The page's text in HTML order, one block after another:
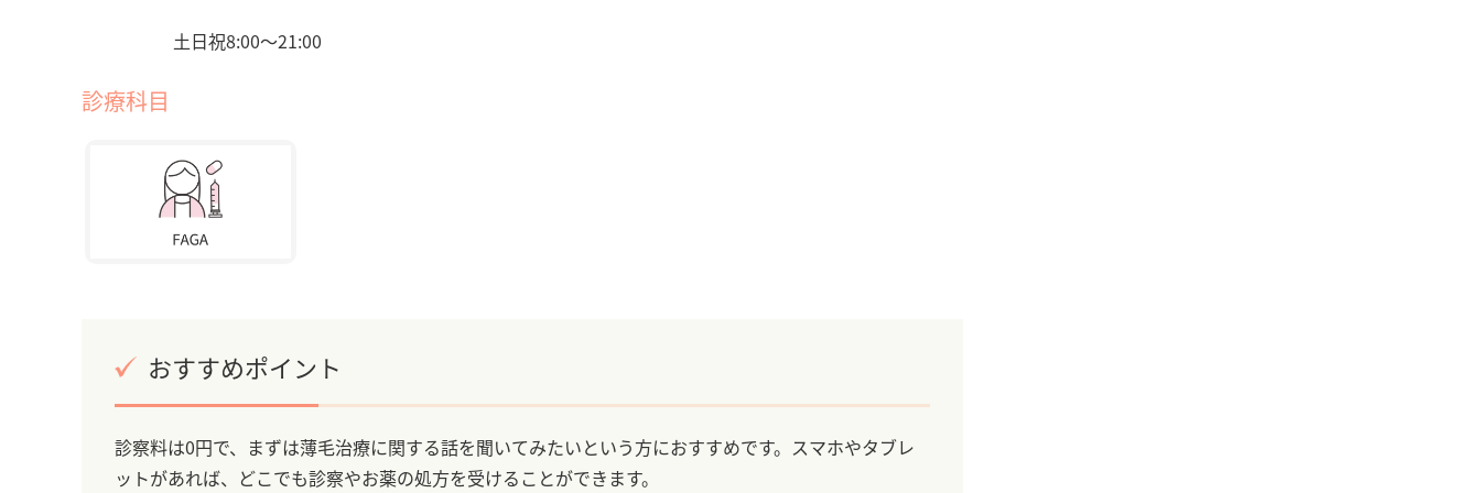
土日祝8:00〜21:00
診療科目
おすすめポイント
診察料は0円で、まずは薄毛治療に関する話を聞いてみたいという方におすすめです。スマホやタブレ
ットがあれば、どこでも診察やお薬の処方を受けることができます。